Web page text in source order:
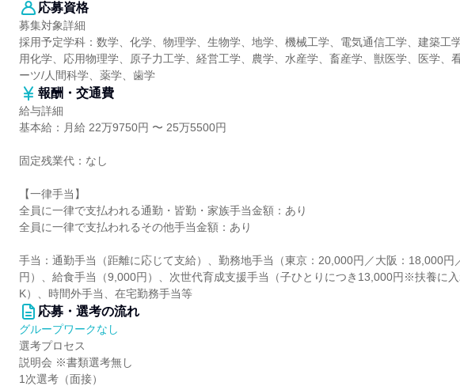
応募資格
募集対象詳細
採用予定学科：数学、化学、物理学、生物学、地学、機械工学、電気通信工学、建築工
用化学、応用物理学、原子力工学、経営工学、農学、水産学、畜産学、獣医学、医学、
ーツ/人間科学、薬学、歯学
報酬・交通費
給与詳細
基本給：月給 22万9750円 〜 25万5500円
固定残業代：なし
【一律手当】
全員に一律で支払われる通勤・皆勤・家族手当金額：あり
全員に一律で支払われるその他手当金額：あり
手当：通勤手当（距離に応じて支給）、勤務地手当（東京：20,000円／大阪：18,000円
円）、給食手当（9,000円）、次世代育成支援手当（子ひとりにつき13,000円※扶養に
K）、時間外手当、在宅勤務手当等
応募・選考の流れ
グループワークなし
選考プロセス
説明会 ※書類選考無し
1次選考（面接）